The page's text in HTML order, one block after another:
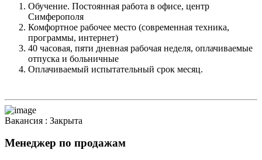
Обучение. Постоянная работа в офисе, центр
Симферополя
Комфортное рабочее место (современная техника,
программы, интернет)
40 часовая, пяти дневная рабочая неделя, оплачиваемые
отпуска и больничные
Оплачиваемый испытательный срок месяц.
Вакансия : Закрыта
Менеджер по продажам